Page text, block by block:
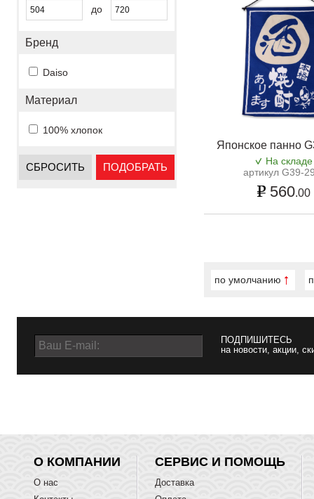
до
Бренд
Daiso
Материал
100% хлопок
СБРОСИТЬ ПОДОБРАТЬ
Японское панно
На складе
артикул G39-
560.00
по умолчанию
ПОДПИШИТЕСЬ
на новости, акции,
О КОМПАНИИ
О нас
СЕРВИС И ПОМОЩЬ
Доставка